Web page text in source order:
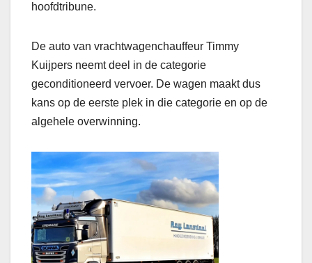
hoofdtribune.
De auto van vrachtwagenchauffeur Timmy
Kuijpers neemt deel in de categorie
geconditioneerd vervoer. De wagen maakt dus
kans op de eerste plek in die categorie en op de
algehele overwinning.